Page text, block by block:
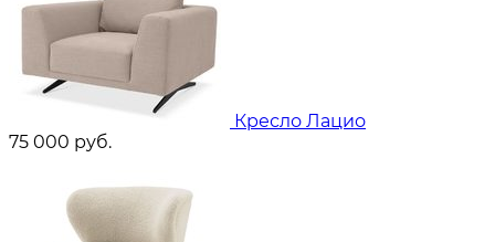
Кресло Лацио
75 000 руб.